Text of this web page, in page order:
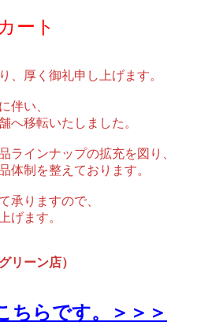
ート
、厚く御礼申し上げます。
伴い、
へ移転いたしました。
ラインナップの拡充を図り、
体制を整えております。
承りますので、
げます。
リーン店）
ちらです。＞＞＞